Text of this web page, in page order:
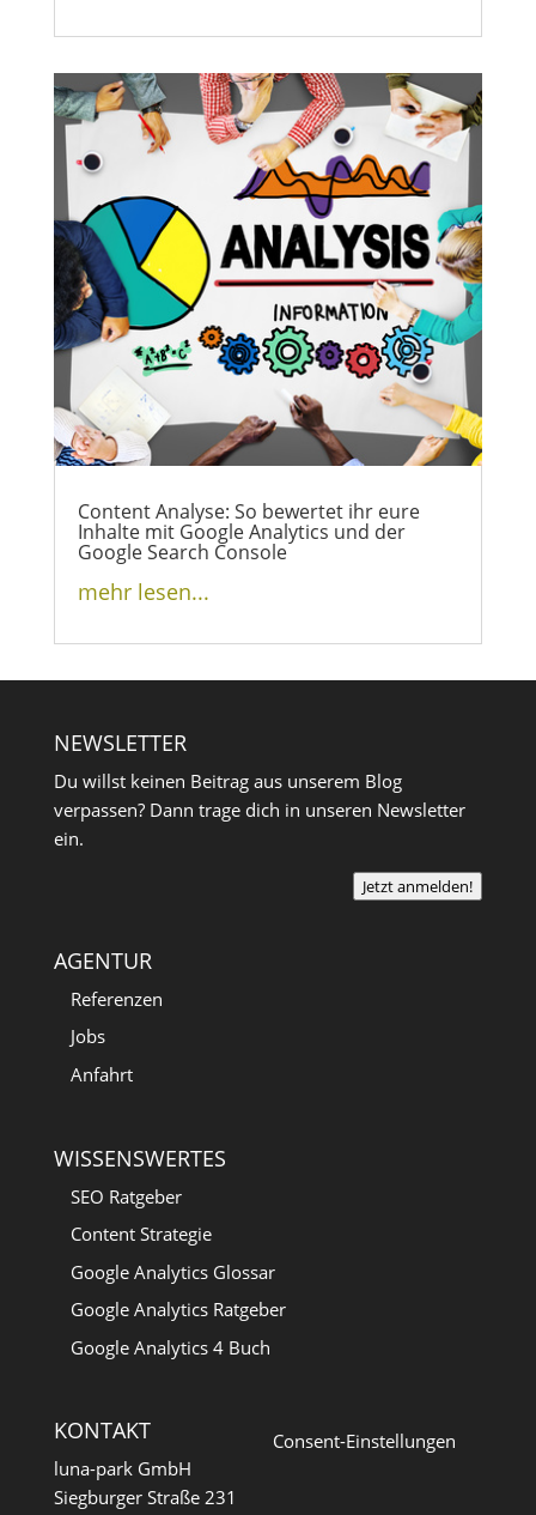
Content Analyse: So bewertet ihr eure
Inhalte mit Google Analytics und der
Google Search Console
mehr lesen...
NEWSLETTER
Du willst keinen Beitrag aus unserem Blog
verpassen? Dann trage dich in unseren Newsletter
ein.
Jetzt anmelden!
AGENTUR
Referenzen
Jobs
Anfahrt
WISSENSWERTES
SEO Ratgeber
Content Strategie
Google Analytics Glossar
Google Analytics Ratgeber
Google Analytics 4 Buch
KONTAKT
luna-park GmbH
Siegburger Straße 231
Consent-Einstellungen